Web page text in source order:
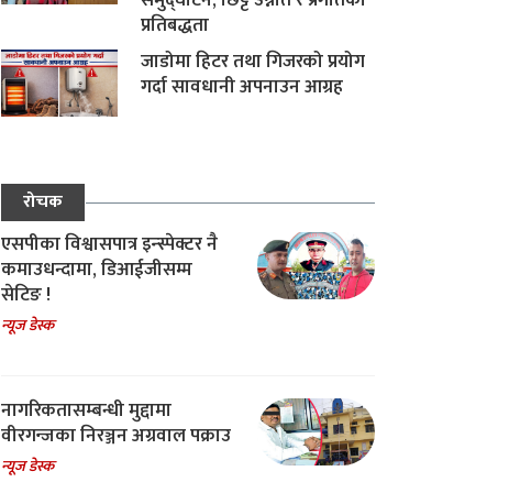
प्रतिबद्धता
जाडोमा हिटर तथा गिजरको प्रयोग
गर्दा सावधानी अपनाउन आग्रह
रोचक
एसपीका विश्वासपात्र इन्स्पेक्टर नै
कमाउधन्दामा, डिआईजीसम्म
सेटिङ !
न्यूज डेस्क
नागरिकतासम्बन्धी मुद्दामा
वीरगन्जका निरञ्जन अग्रवाल पक्राउ
न्यूज डेस्क